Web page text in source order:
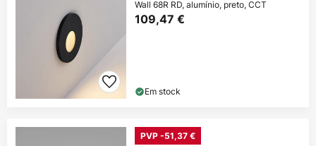
Wall 68R RD, alumínio, preto, CCT
109,47 €
Em stock
PVP -51,37 €